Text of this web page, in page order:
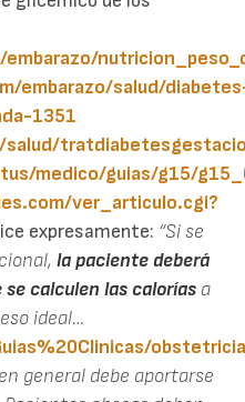
embarazo/salud/
1351
medico/guias/g15/
ver_articulo.cgi?
expresamente: “Si se
la paciente deberá
calculen las calorías a
ideal…
en general debe aportarse